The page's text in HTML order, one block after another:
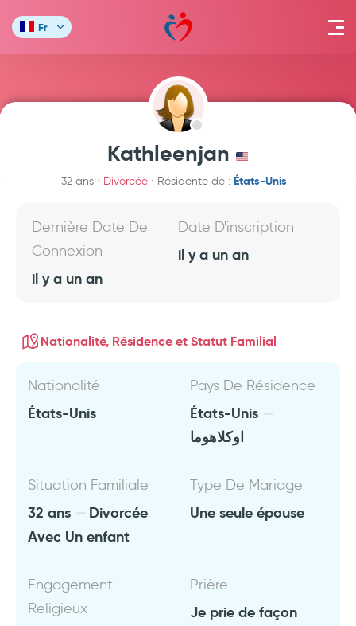
Fr
Kathleenjan
32 ans Divorcée Résidente de : États-Unis
Dernière Date De
Connexion
il y a un an
Date D'inscription
il y a un an
Nationalité, Résidence et Statut Familial
Nationalité
États-Unis
Pays De Résidence
États-Unis
اوكلاهوما
Situation Familiale
32 ans
Divorcée
Avec Un enfant
Type De Mariage
Une seule épouse
Engagement
Religieux
Prière
Je prie de façon